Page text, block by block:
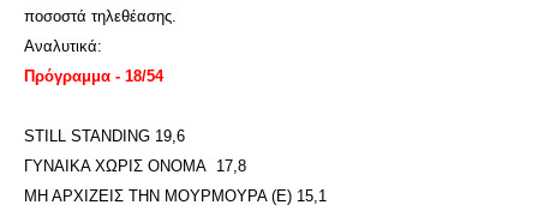
ποσοστά τηλεθέασης.
Αναλυτικά:
Πρόγραμμα - 18/54
STILL STANDING 19,6
ΓΥΝΑΙΚΑ ΧΩΡΙΣ ΟΝΟΜΑ 17,8
ΜΗ ΑΡΧΙΖΕΙΣ ΤΗΝ ΜΟΥΡΜΟΥΡΑ (E) 15,1